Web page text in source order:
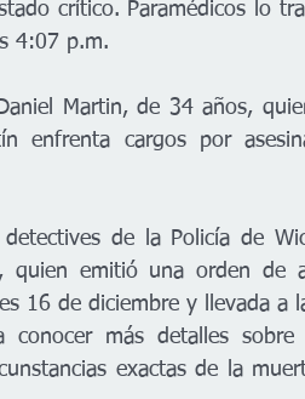
crítico. Paramédicos lo
4:07 p.m.
Martin, de 34 años,
enfrenta cargos por
de la Policía de
quien emitió una orden de
16 de diciembre y llevada a
más detalles sobre
exactas de la